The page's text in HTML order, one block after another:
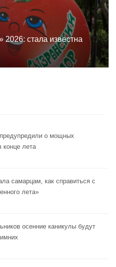
стала известна
о мощных
конце лета
самарцам, как справиться с
лета»
осенние каникулы будут